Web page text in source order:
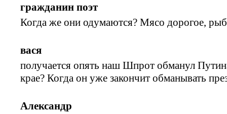
гражданин поэт
Когда же они одумаются? Мясо дорогое,
вася
получается опять наш Шпрот обманул
крае? Когда он уже закончит обманывать
Александр